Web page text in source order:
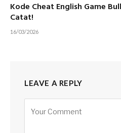
Kode Cheat English Game
Catat!
16/03/2026
LEAVE A REPLY